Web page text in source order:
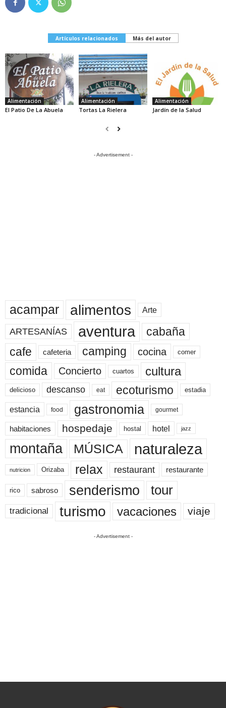
Artículos relacionados Más del autor
Alimentación
El Patio De La Abuela
Alimentación
Tortas La Rielera
Alimentación
Jardín de la Salud
- Advertisement -
acampar alimentos Arte
ARTESANÍAS aventura
cabaña
cafe
cafeteria camping cocina comer
comida Concierto cuartos cultura
delicioso descanso eat ecoturismo estadia
estancia food gastronomia gourmet
habitaciones hospedaje hostal hotel jazz
montaña MÚSICA naturaleza
nutricion Orizaba relax restaurant restaurante
rico sabroso senderismo tour
tradicional turismo vacaciones viaje
- Advertisement -